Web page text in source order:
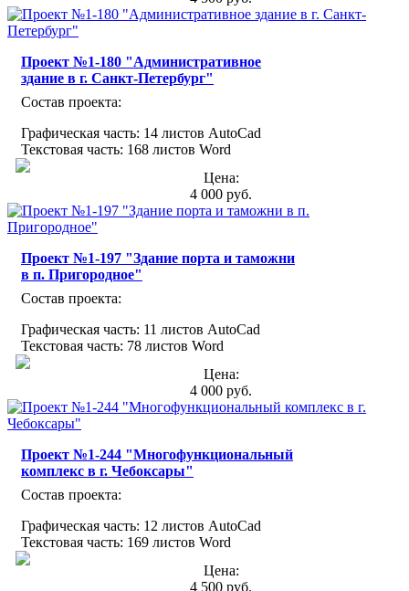
Проект №1-180 "Административное
здание в г. Санкт-Петербург"
Состав проекта:
Графическая часть: 14 листов AutoCad
Текстовая часть: 168 листов Word
Цена:
4 000 руб.
Проект №1-197 "Здание порта и таможни
в п. Пригородное"
Состав проекта:
Графическая часть: 11 листов AutoCad
Текстовая часть: 78 листов Word
Цена:
4 000 руб.
Проект №1-244 "Многофункциональный
комплекс в г. Чебоксары"
Состав проекта:
Графическая часть: 12 листов AutoCad
Текстовая часть: 169 листов Word
Цена:
4 500 руб.